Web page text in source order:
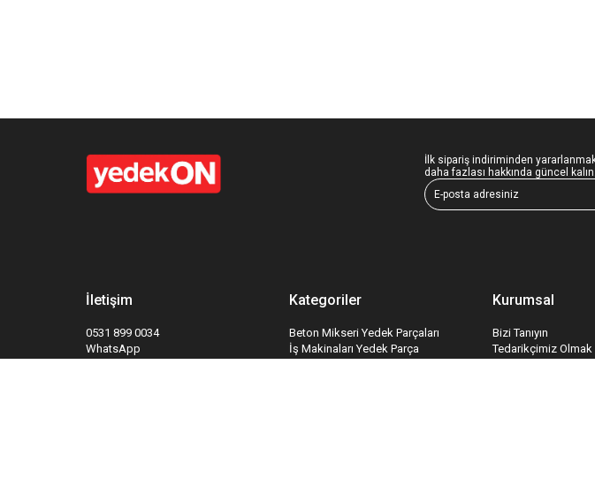
İlk sipariş indiriminden
daha fazlası hakkında güncel kalın.
İletişim
0531 899 0034
WhatsApp
Kategoriler
Beton Mikseri Yedek Parçaları
İş Makinaları Yedek Parça
Kurumsal
Bizi Tanıyın
Tedarikçimiz